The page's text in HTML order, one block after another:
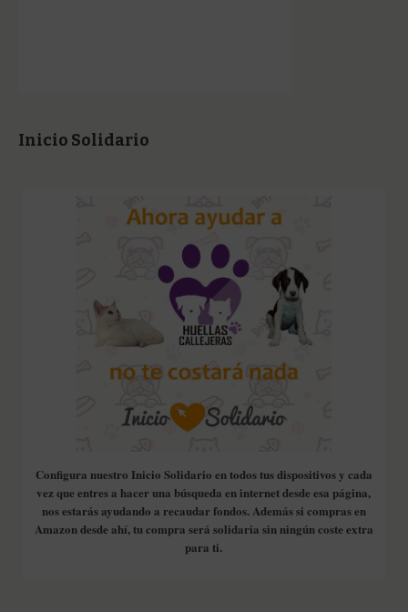
Inicio Solidario
Configura nuestro Inicio Solidario en todos tus dispositivos y cada
vez que entres a hacer una búsqueda en internet desde esa página,
nos estarás ayudando a recaudar fondos. Además si compras en
Amazon desde ahí, tu compra será solidaria sin ningún coste extra
para ti.